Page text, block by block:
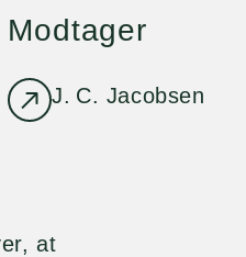
Modtager
J. C. Jacobsen
at